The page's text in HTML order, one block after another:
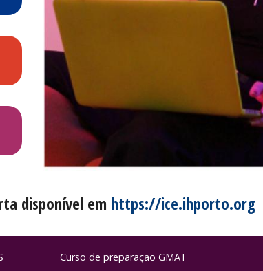
disponível em https://ice.ihporto.org
Curso de preparação GMAT